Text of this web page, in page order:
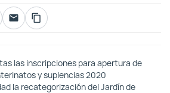
las inscripciones para apertura de
y suplencias 2020
la recategorización del Jardín de